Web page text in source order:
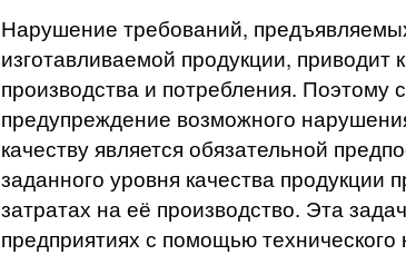
Нарушение требований,
изготавливаемой продукции, приводит
производства и потребления. Поэтому
предупреждение возможного
качеству является обязательной
заданного уровня качества продукции
затратах на её производство. Эта
предприятиях с помощью технического